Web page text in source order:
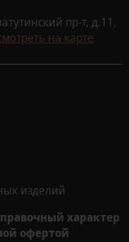
пр-т, д.11,
на карте
изделий
характер
офертой